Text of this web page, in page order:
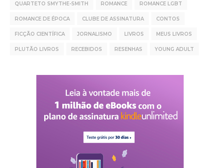
QUARTETO SMYTHE-SMITH ROMANCE ROMANCE LGBT
ROMANCE DE ÉPOCA CLUBE DE ASSINATURA CONTOS
FICÇÃO CIENTÍFICA JORNALISMO LIVROS MEUS LIVROS
PLUTÃO LIVROS RECEBIDOS RESENHAS YOUNG ADULT